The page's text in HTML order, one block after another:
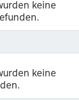
keine
keine